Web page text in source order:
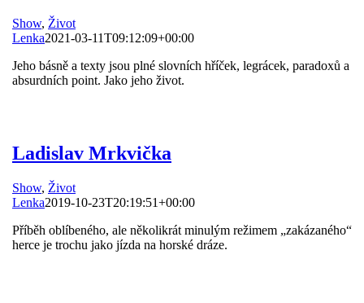
Show, Život
Lenka2021-03-11T09:12:09+00:00
Jeho básně a texty jsou plné slovních hříček, legrácek, paradoxů a
absurdních point. Jako jeho život.
Ladislav Mrkvička
Show, Život
Lenka2019-10-23T20:19:51+00:00
Příběh oblíbeného, ale několikrát minulým režimem „zakázaného“
herce je trochu jako jízda na horské dráze.